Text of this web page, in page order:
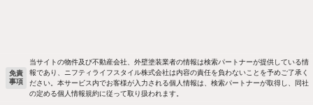
免責
事項
当サイトの物件及び不動産会社、外壁塗装業者の情報は検索パートナーが提供している情
報であり、ニフティライフスタイル株式会社は内容の責任を負わないことを予めご了承く
ださい。本サービス内でお客様が入力される個人情報は、検索パートナーが取得し、同社
の定める個人情報規約に従って取り扱われます。